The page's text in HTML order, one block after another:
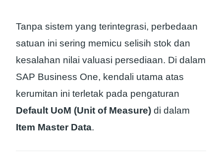
Tanpa sistem yang terintegrasi, perbedaan
satuan ini sering memicu selisih stok dan
kesalahan nilai valuasi persediaan. Di dalam
SAP Business One, kendali utama atas
kerumitan ini terletak pada pengaturan
Default UoM (Unit of Measure) di dalam
Item Master Data.